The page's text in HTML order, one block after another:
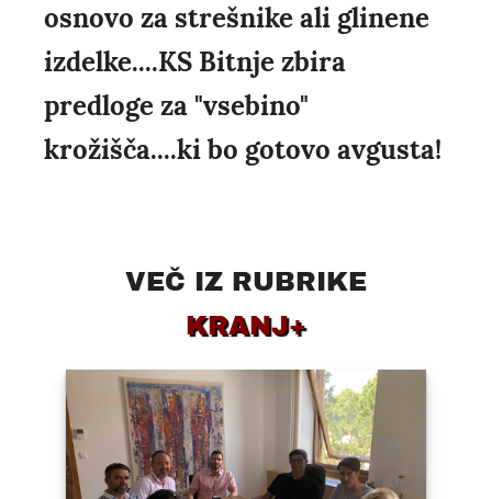
osnovo za strešnike ali glinene
izdelke....KS Bitnje zbira
predloge za "vsebino"
krožišča....ki bo gotovo avgusta!
VEČ IZ RUBRIKE
KRANJ+